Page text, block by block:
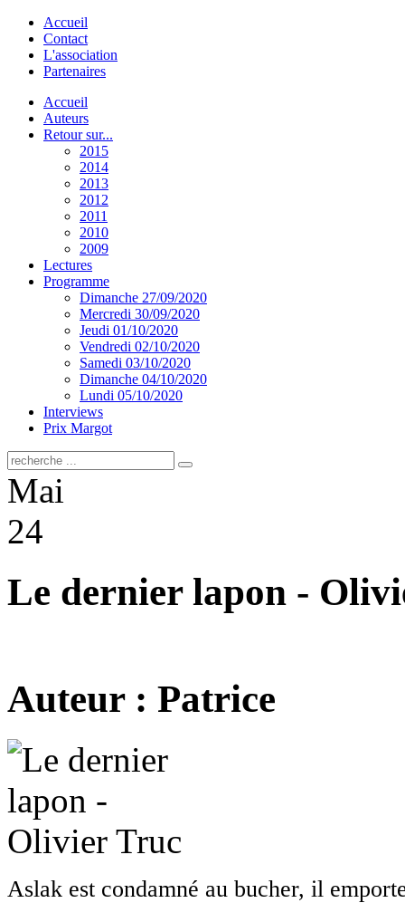
Accueil
Contact
L'association
Partenaires
Accueil
Auteurs
Retour sur...
2015
2014
2013
2012
2011
2010
2009
Lectures
Programme
Dimanche 27/09/2020
Mercredi 30/09/2020
Jeudi 01/10/2020
Vendredi 02/10/2020
Samedi 03/10/2020
Dimanche 04/10/2020
Lundi 05/10/2020
Interviews
Prix Margot
Mai
24
Le dernier lapon -
Auteur : Patrice
Aslak est condamné au bucher, il